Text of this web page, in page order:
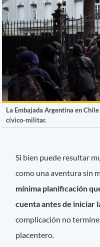
La Embajada Argentina en
cívico-militar.
Si bien puede resultar
como una aventura sin
mínima planificación
cuenta antes de iniciar
complicación no
placentero.